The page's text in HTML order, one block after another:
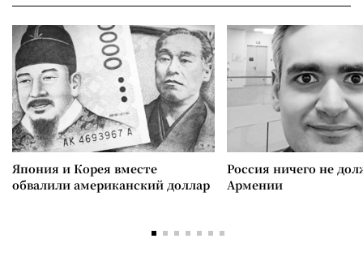
Япония и Корея вместе
обвалили американский доллар
Россия ничего не
Армении